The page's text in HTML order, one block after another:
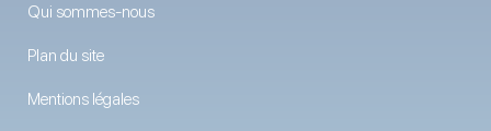
Qui sommes-nous
Plan du site
Mentions légales